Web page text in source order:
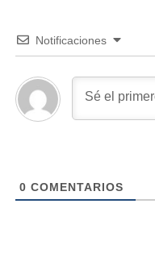
Notificaciones
0 COMENTARIOS